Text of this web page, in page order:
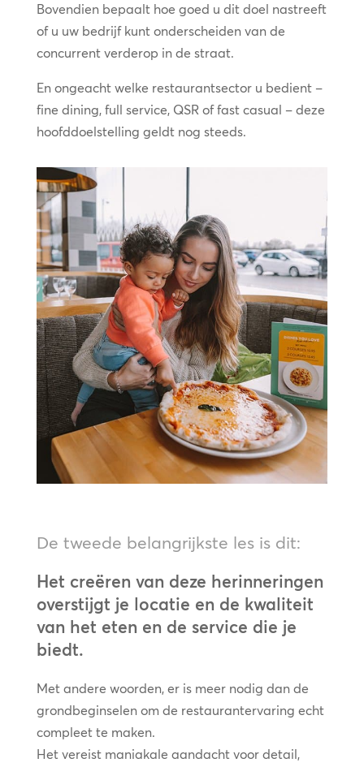
Bovendien bepaalt hoe goed u dit doel nastreeft
of u uw bedrijf kunt onderscheiden van de
concurrent verderop in de straat.
En ongeacht welke restaurantsector u bedient –
fine dining, full service, QSR of fast casual – deze
hoofddoelstelling geldt nog steeds.
De tweede belangrijkste les is dit:
Het creëren van deze herinneringen
overstijgt je locatie en de kwaliteit
van het eten en de service die je
biedt.
Met andere woorden, er is meer nodig dan de
grondbeginselen om de restaurantervaring echt
compleet te maken.
Het vereist maniakale aandacht voor detail,